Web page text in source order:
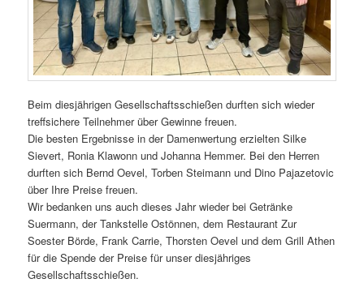
Beim diesjährigen Gesellschaftsschießen durften sich wieder
treffsichere Teilnehmer über Gewinne freuen.
Die besten Ergebnisse in der Damenwertung erzielten Silke
Sievert, Ronia Klawonn und Johanna Hemmer. Bei den Herren
durften sich Bernd Oevel, Torben Steimann und Dino Pajazetovic
über Ihre Preise freuen.
Wir bedanken uns auch dieses Jahr wieder bei Getränke
Suermann, der Tankstelle Ostönnen, dem Restaurant Zur
Soester Börde, Frank Carrie, Thorsten Oevel und dem Grill Athen
für die Spende der Preise für unser diesjähriges
Gesellschaftsschießen.